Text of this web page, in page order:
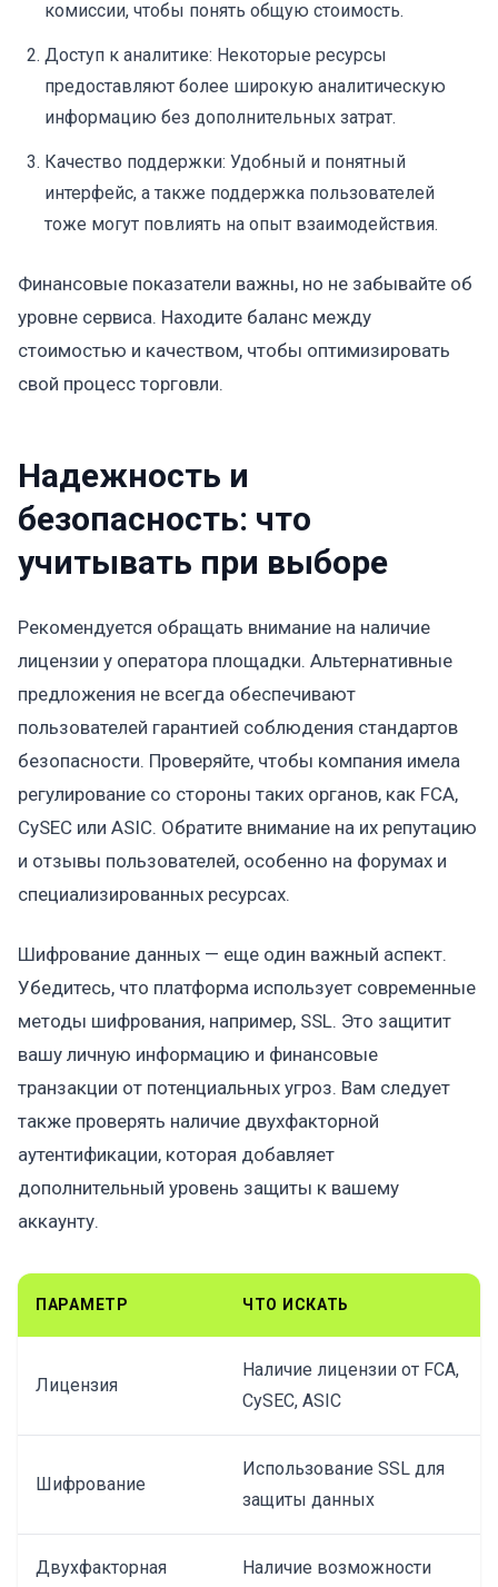
комиссии, чтобы понять общую стоимость.
Доступ к аналитике: Некоторые ресурсы
предоставляют более широкую аналитическую
информацию без дополнительных затрат.
Качество поддержки: Удобный и понятный
интерфейс, а также поддержка пользователей
тоже могут повлиять на опыт взаимодействия.
Финансовые показатели важны, но не забывайте об
уровне сервиса. Находите баланс между
стоимостью и качеством, чтобы оптимизировать
свой процесс торговли.
Надежность и
безопасность: что
учитывать при выборе
Рекомендуется обращать внимание на наличие
лицензии у оператора площадки. Альтернативные
предложения не всегда обеспечивают
пользователей гарантией соблюдения стандартов
безопасности. Проверяйте, чтобы компания имела
регулирование со стороны таких органов, как FCA,
CySEC или ASIC. Обратите внимание на их репутацию
и отзывы пользователей, особенно на форумах и
специализированных ресурсах.
Шифрование данных — еще один важный аспект.
Убедитесь, что платформа использует современные
методы шифрования, например, SSL. Это защитит
вашу личную информацию и финансовые
транзакции от потенциальных угроз. Вам следует
также проверять наличие двухфакторной
аутентификации, которая добавляет
дополнительный уровень защиты к вашему
аккаунту.
ПАРАМЕТР ЧТО ИСКАТЬ
Лицензия
Наличие лицензии от FCA,
CySEC, ASIC
Шифрование
Использование SSL для
защиты данных
Двухфакторная
Наличие возможности